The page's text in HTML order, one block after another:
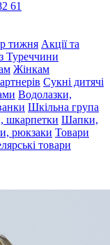
61
тижня Акції та
Туреччини
Жінкам
Сукні дитячі
Водолазки,
Шкільна група
шкарпетки Шапки,
рюкзаки Товари
товари